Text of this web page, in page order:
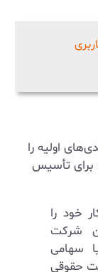
اولیه را
برای تأسیس
خود را
شرکت
سهامی
حقوقی